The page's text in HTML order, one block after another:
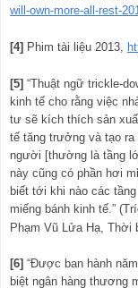
will-own-more-all-rest-
[4] Phim tài liệu 2013,
[5] “Thuật ngữ trickle-
kinh tế cho rằng việc
tư sẽ kích thích sản
tế tăng trưởng và tạo
người [thường là tầng
này cũng có phần hơi
biết tới khi nào các
miếng bánh kinh tế.”
Phạm Vũ Lửa Hạ, Thời
[6] “Được ban hành
biệt ngân hàng thương